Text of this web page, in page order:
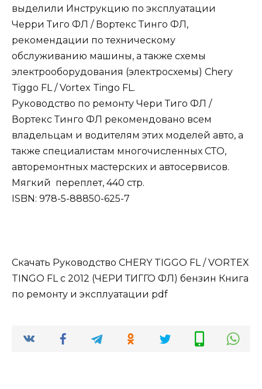
выделили Инструкцию по эксплуатации
Черри Тиго ФЛ / Вортекс Тинго ФЛ,
рекомендации по техническому
обслуживанию машины, а также схемы
электрооборудования (электросхемы) Chery
Tiggo FL / Vortex Tingo FL.
Руководство по ремонту Чери Тиго ФЛ /
Вортекс Тинго ФЛ рекомендовано всем
владельцам и водителям этих моделей авто, а
также специалистам многочисленных СТО,
авторемонтных мастерских и автосервисов.
Мягкий переплет, 440 стр.
ISBN: 978-5-88850-625-7
Скачать Руководство CHERY TIGGO FL / VORTEX
TINGO FL с 2012 (ЧЕРИ ТИГГО ФЛ) бензин Книга
по ремонту и эксплуатации pdf